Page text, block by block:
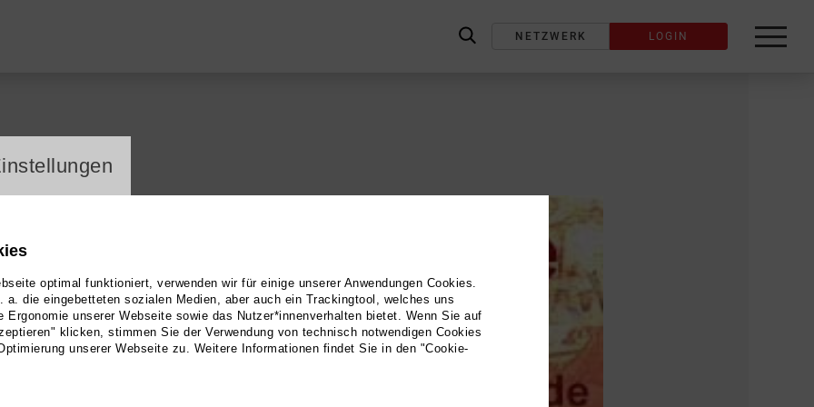
NETZWERK LOGIN
optimal funktioniert, verwenden wir für einige unserer Anwendungen Cookies.
a. die eingebetteten sozialen Medien, aber auch ein Trackingtool, welches uns
Ergonomie unserer Webseite sowie das Nutzer*innenverhalten bietet. Wenn Sie auf
klicken, stimmen Sie der Verwendung von technisch notwendigen Cookies
unserer Webseite zu. Weitere Informationen findet Sie in den "Cookie-